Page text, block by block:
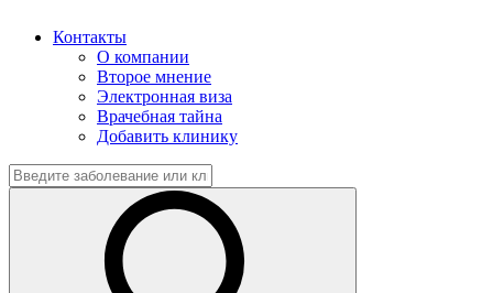
Контакты
О компании
Второе мнение
Электронная виза
Врачебная тайна
Добавить клинику